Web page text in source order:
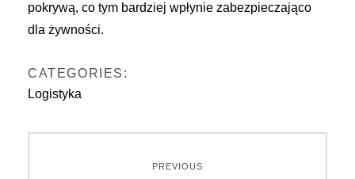
pokrywą, co tym bardziej wpłynie zabezpieczająco
dla żywności.
CATEGORIES:
Logistyka
Nawigacja
PREVIOUS